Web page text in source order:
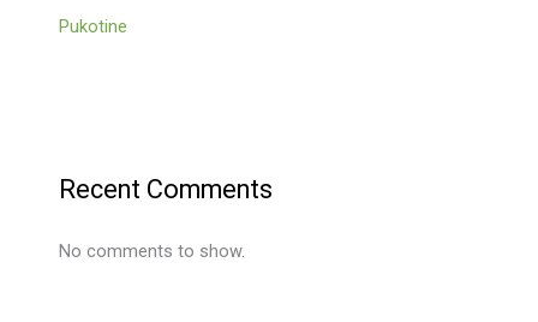
Pukotine
Recent Comments
No comments to show.